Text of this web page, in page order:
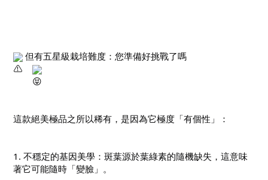
但有五星級栽培難度：您準備好挑戰了嗎
這款絕美極品之所以稀有，是因為它極度「有個性」：
1. 不穩定的基因美學：斑葉源於葉綠素的隨機缺失，這意味
著它可能隨時「變臉」。